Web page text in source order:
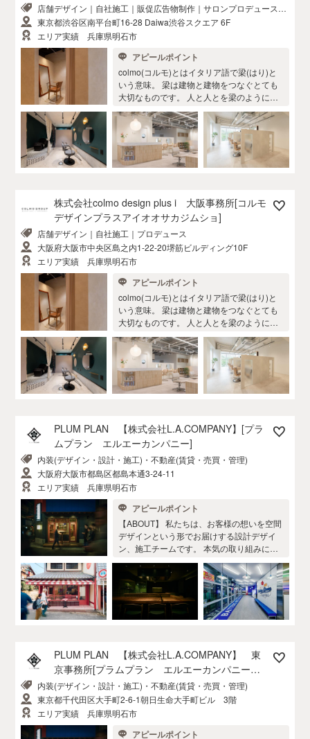
良いお付き合いをしていきます。
結果を出し、さらには社会に貢献して初め
て良いデザインとして評価されると考えて
います。 何卒ご縁をいただき、ご一緒に創
店舗デザイン｜自社施工｜販促広告物制作｜サロンプロデュースet
c..
東京都渋谷区南平台町16-28 Daiwa渋谷スクエア 6F
エリア実績 兵庫県明石市
アピールポイント
colmo(コルモ)とはイタリア語で梁(はり)と
いう意味。 梁は建物と建物をつなぐとても
大切なものです。 人と人とを梁のように繋
ぎたい・・ そんな想いで生まれた美容業に
特化した店舗デザイン会社です。 ご依頼い
ただいたお客様のお店に人が集まり沢山の
笑顔が溢れることを「流行る」とし、その
「流行る」を高めることをミッションとし
ています。 私たちは​​お客様ごとにちがう“オ
に実現したいこと”を一緒に創り上げます。
まだカタチになっていない想いを聞かせて
ください。 ◉サービス ①テナント紹介サポ
ート ②顧客ターゲット・マーケティング調
査 ③資金調達サポート ④美容業界専門のデ
ザイン提案 ⑤自社施工 ⑥ブランディングの
フターフォロー ◎実績情報のInstagramがこ
ちらから！ @colmodesign_i グループ会社
で直営美容室を14店舗を運営をしておりま
すので、経験をもとにデザイン性と機能性
ご相談やお話だけでも構いません。 お気軽
にお問合せくださいませ！
株式会社colmo design plus i 大阪事務所[コルモ
デザインプラスアイオオサカジムショ]
店舗デザイン｜自社施工｜プロデュース
大阪府大阪市中央区島之内1-22-20堺筋ビルディング10F
エリア実績 兵庫県明石市
アピールポイント
colmo(コルモ)とはイタリア語で梁(はり)と
いう意味。 梁は建物と建物をつなぐとても
大切なものです。 人と人とを梁のように繋
ぎたい・・ そんな想いで生まれた店舗デザ
イン会社です。 ご依頼いただいたお客様の
お店に人が集まり沢山の笑顔が溢れること
を「流行る」とし、その「流行る」を高め
ることをミッションとしています。 私たち
は​​お客様ごとにちがう“オモイ”にとことん向
と”を一緒に創り上げます。まだカタチにな
っていない想いを聞かせてください。 ◉サー
ビス ①テナント紹介サポート ②顧客ターゲ
ット・マーケティング調査 ③資金調達サポ
ート ④美容業界専門のデザイン提案 ⑤自社
施工 ⑥お客様により沿ったアフターフォロ
（@colmodesign_i） グループ会社で関
西・関東で直営美容室を9店舗を運営をして
おりますので、経験をもとにデザイン性と
機能性を兼ね備えたご提案をいたします。
績も豊富です◎ まずはご相談やお話だけで
も構いません。 お気軽にお問合せください
ませ！
PLUM PLAN 【株式会社L.A.COMPANY】[プラ
ムプラン エルエーカンパニー]
内装(デザイン・設計・施工)・不動産(賃貸・売買・管理)
大阪府大阪市都島区都島本通3-24-11
エリア実績 兵庫県明石市
アピールポイント
【ABOUT】 私たちは、お客様の想いを空間
デザインという形でお届けする設計デザイ
ン、施工チームです。 本気の取り組みに本
気で答えます。 初出店、これから店舗を考
えておられる”想い”のあるお客様とともに成
長し続けます。 【STRONG】 お客様の思い
を行き違いなく、しっかり形にするために
弊社では設計、デザインと施工の二部間を
自社で運営しております。 提案・設計デザ
スピーディーな対応を実現します。 また、
弊社で飲食店（居酒屋）も経営しており、
飲食店の内装は特に得意としております。
事業計画・オペレーション・ブランディン
グなどもご相談頂けます。 【CONCEPT】
お客様が選ばれる各物件の雰囲気をとらえ
互に干渉し合い、それぞれが影響し合う事
PLUM PLAN 【株式会社L.A.COMPANY】 東
京事務所[プラムプラン エルエーカンパニート
ウキョウジムショ]
内装(デザイン・設計・施工)・不動産(賃貸・売買・管理)
東京都千代田区大手町2-6-1朝日生命大手町ビル 3階
エリア実績 兵庫県明石市
アピールポイント